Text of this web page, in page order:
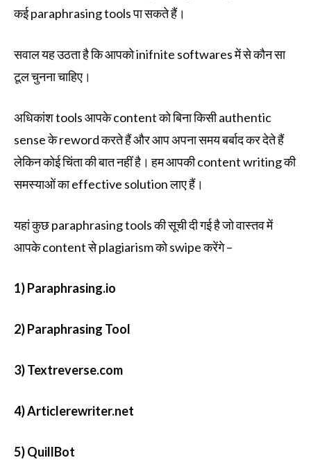
कई paraphrasing tools पा सकते हैं।
सवाल यह उठता है कि आपको inifnite softwares में से कौन सा
टूल चुनना चाहिए।
अधिकांश tools आपके content को बिना किसी authentic
sense के reword करते हैं और आप अपना समय बर्बाद कर देते हैं
लेकिन कोई चिंता की बात नहीं है। हम आपकी content writing की
समस्याओं का effective solution लाए हैं।
यहां कुछ paraphrasing tools की सूची दी गई है जो वास्तव में
आपके content से plagiarism को swipe करेंगे –
1) Paraphrasing.io
2) Paraphrasing Tool
3) Textreverse.com
4) Articlerewriter.net
5) QuillBot